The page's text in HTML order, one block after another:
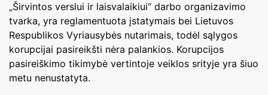
„Širvintos verslui ir laisvalaikiui“ darbo organizavimo
tvarka, yra reglamentuota įstatymais bei Lietuvos
Respublikos Vyriausybės nutarimais, todėl sąlygos
korupcijai pasireikšti nėra palankios. Korupcijos
pasireiškimo tikimybė vertintoje veiklos srityje yra šiuo
metu nenustatyta.